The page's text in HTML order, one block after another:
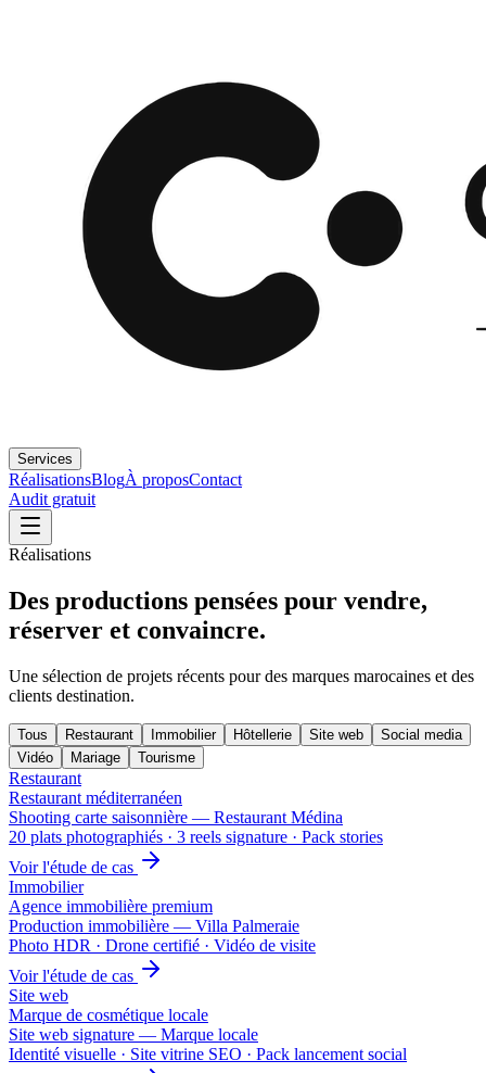
Services
RéalisationsBlogÀ proposContact
Audit gratuit
Réalisations
Des productions pensées pour vendre,
réserver et convaincre.
Une sélection de projets récents pour des marques marocaines et des
clients destination.
Tous Restaurant Immobilier Hôtellerie Site web
Social media
Vidéo
Mariage Tourisme
Restaurant
Restaurant méditerranéen
Shooting carte saisonnière — Restaurant Médina
20 plats photographiés · 3 reels signature · Pack stories
Voir l'étude de cas
Immobilier
Agence immobilière premium
Production immobilière — Villa Palmeraie
Photo HDR · Drone certifié · Vidéo de visite
Voir l'étude de cas
Site web
Marque de cosmétique locale
Site web signature — Marque locale
Identité visuelle · Site vitrine SEO · Pack lancement social